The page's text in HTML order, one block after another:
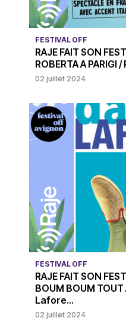
FESTIVAL OFF
RAJE FAIT SON
ROBERTA A
02 juillet 2024
FESTIVAL OFF
RAJE FAIT SON
BOUM BOUM
Lafore...
02 juillet 2024